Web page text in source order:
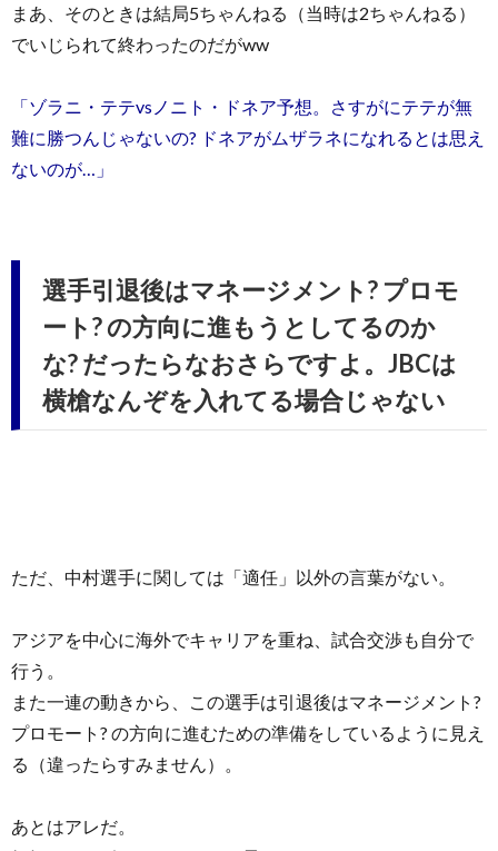
まあ、そのときは結局5ちゃんねる（当時は2ちゃんねる）
でいじられて終わったのだがww
「ゾラニ・テテvsノニト・ドネア予想。さすがにテテが無
難に勝つんじゃないの? ドネアがムザラネになれるとは思え
ないのが…」
選手引退後はマネージメント? プロモ
ート? の方向に進もうとしてるのか
な? だったらなおさらですよ。JBCは
横槍なんぞを入れてる場合じゃない
ただ、中村選手に関しては「適任」以外の言葉がない。
アジアを中心に海外でキャリアを重ね、試合交渉も自分で
行う。
また一連の動きから、この選手は引退後はマネージメント?
プロモート? の方向に進むための準備をしているように見え
る（違ったらすみません）。
あとはアレだ。